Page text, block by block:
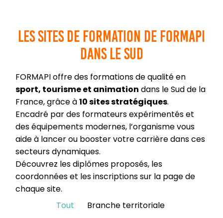
Les sites de formation de FORMAPI
dans le Sud
FORMAPI offre des formations de qualité en
sport, tourisme et animation dans le Sud de la
France, grâce à10 sites stratégiques.
Encadré par des formateurs expérimentés et
des équipements modernes, l’organisme vous
aide à lancer ou booster votre carrière dans ces
secteurs dynamiques.
Découvrez les diplômes proposés, les
coordonnées et les inscriptions sur la page de
chaque site.
Tout
Branche territoriale